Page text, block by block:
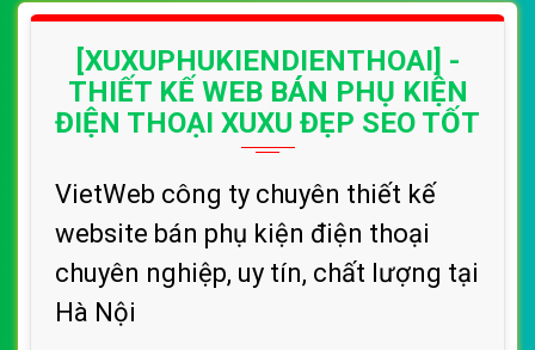
[XUXUPHUKIENDIENTHOAI] -
THIẾT KẾ WEB BÁN PHỤ KIỆN
ĐIỆN THOẠI XUXU ĐẸP SEO TỐT
VietWeb công ty chuyên thiết kế
website bán phụ kiện điện thoại
chuyên nghiệp, uy tín, chất lượng tại
Hà Nội